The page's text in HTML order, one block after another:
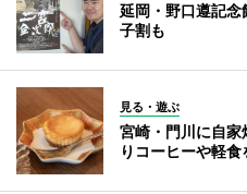
延岡・野口遵記
子割も
見る・遊ぶ
宮崎・門川に自
りコーヒーや軽食